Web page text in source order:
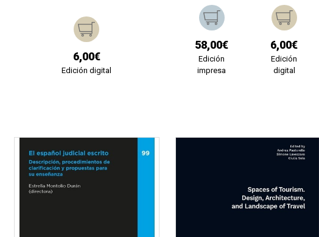
6,00€
Edición digital
58,00€
Edición
impresa
6,00€
Edición
digital